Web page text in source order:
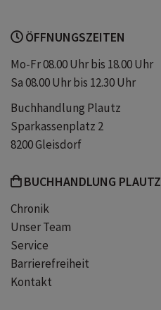
ÖFFNUNGSZEITEN
Mo-Fr 08.00 Uhr bis 18.00 Uhr
Sa 08.00 Uhr bis 12.30 Uhr
Buchhandlung Plautz
Sparkassenplatz 2
8200 Gleisdorf
BUCHHANDLUNG PLAUTZ
Chronik
Unser Team
Service
Barrierefreiheit
Kontakt